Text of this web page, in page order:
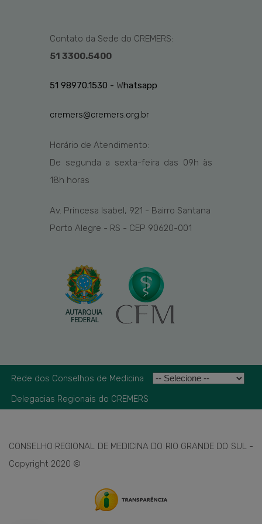
Contato da Sede do CREMERS:
51 3300.5400
51 98970.1530 - Whatsapp
cremers@cremers.org.br
Horário de Atendimento:
De segunda a sexta-feira das 09h às
18h horas
Av. Princesa Isabel, 921 - Bairro Santana
Porto Alegre - RS - CEP 90620-001
Rede dos Conselhos de Medicina
Delegacias Regionais do CREMERS
CONSELHO REGIONAL DE MEDICINA DO RIO GRANDE DO SUL -
Copyright 2020 ©